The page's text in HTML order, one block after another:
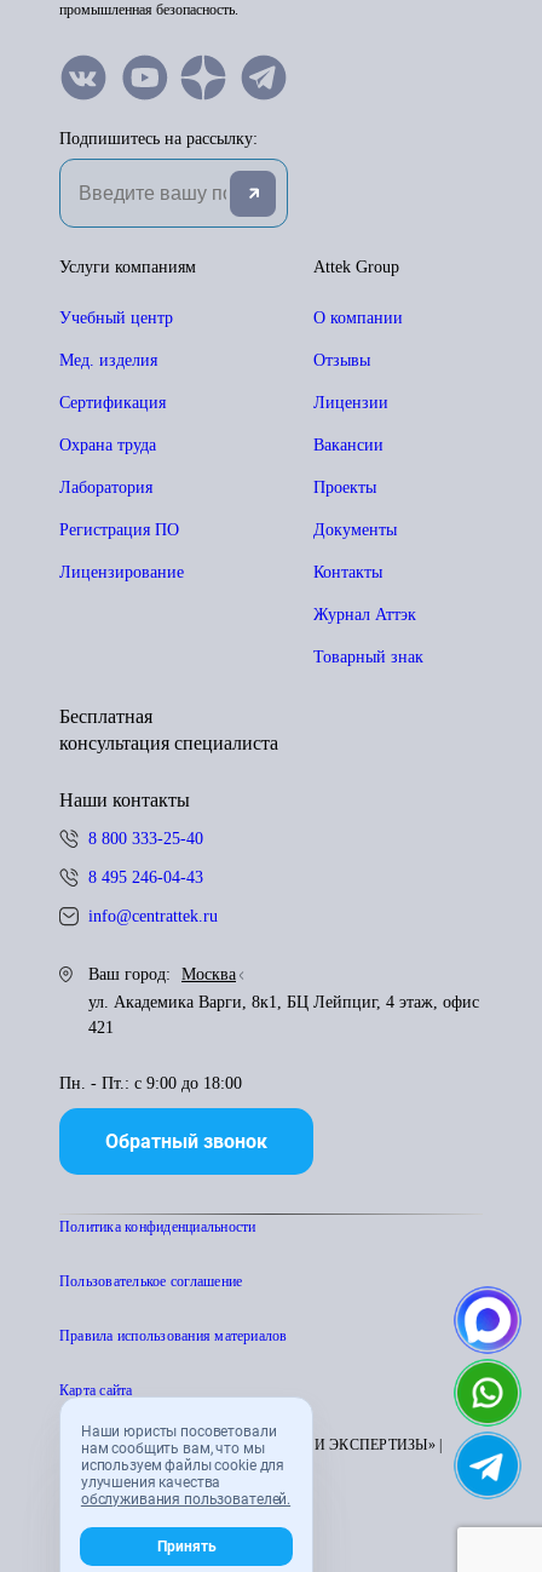
Наши юристы посоветовали
нам сообщить вам, что мы
используем файлы cookie для
улучшения качества
обслуживания пользователей.
Принять
промышленная безопасность.
Подпишитесь на рассылку:
Attek Group
О компании
Отзывы
Лицензии
Вакансии
Проекты
Документы
Контакты
Журнал Аттэк
Товарный знак
Услуги компаниям
Учебный центр
Мед. изделия
Сертификация
Охрана труда
Лаборатория
Регистрация ПО
Лицензирование
Бесплатная
консультация специалиста
Наши контакты
8 800 333-25-40
8 495 246-04-43
info@centrattek.ru
Ваш город:
Москва
ул. Академика Варги, 8к1, БЦ Лейпциг, 4 этаж, офис
421
Пн. - Пт.: с 9:00 до 18:00
Обратный звонок
Политика конфиденциальности
Пользователькое соглашение
Правила использования материалов
Карта сайта
© 1995 - 2026 «ЦЕНТР АТТЕСТАЦИИ И ЭКСПЕРТИЗЫ» |
CENTRATTEK.RU